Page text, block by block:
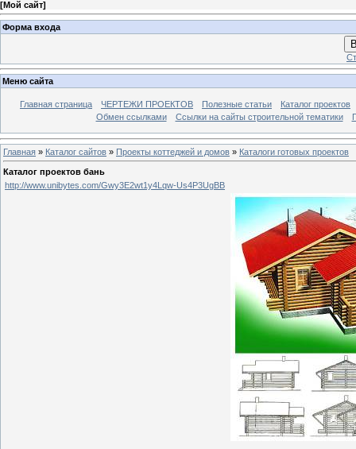
[Мой сайт]
Форма входа
Меню сайта
Главная страница ЧЕРТЕЖИ ПРОЕКТОВ Полезные статьи
Каталог проектов
Обмен ссылками
Ссылки на сайты строительной тематики
Главная » Каталог сайтов » Проекты коттеджей и домов » Каталоги готовых проектов
Каталог проектов бань
http://www.unibytes.com/Gwy3E2wt1y4Lqw-Us4P3UgBB